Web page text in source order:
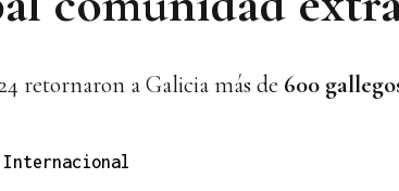
retornaron a Galicia más de 600
Internacional